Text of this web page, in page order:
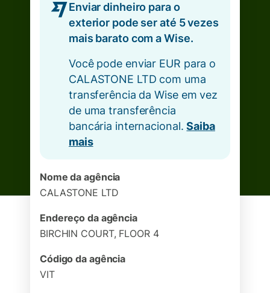
Enviar dinheiro para o
exterior pode ser até 5 vezes
mais barato com a Wise.
Você pode enviar EUR para o
CALASTONE LTD com uma
transferência da Wise em vez
de uma transferência
bancária internacional.Saiba
mais
Nome da agência
CALASTONE LTD
Endereço da agência
BIRCHIN COURT, FLOOR 4
Código da agência
VIT